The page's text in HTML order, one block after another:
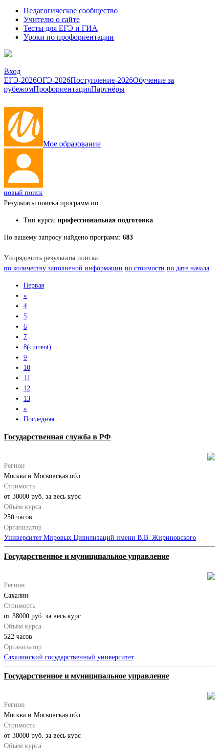
Педагогическое сообщество
Учителю о сайте
Тесты для ЕГЭ и ГИА
Уроки по профориентации
Вход
ЕГЭ-2026ОГЭ-2026Поступление-2026Обучение за
рубежомПрофориентацияПартнёры
Мое образование
новый поиск
Результаты поиска программ по:
Тип курса: профессиональная подготовка
По вашему запросу найдено программ: 683
Упорядочить результаты поиска:
по количеству заполненой информации по стоимости по дате начала
Первая
«
4
5
6
7
8(current)
9
10
11
12
13
»
Последняя
Государственная служба в РФ
Регион
Москва и Московская обл.
Стоимость
от 30000 руб. за весь курс
Объём курса
250 часов
Организатор
Университет Мировых Цивилизаций имени В.В. Жириновского
Государственное и муниципальное управление
Регион
Сахалин
Стоимость
от 38000 руб. за весь курс
Объём курса
522 часов
Организатор
Сахалинский государственный университет
Государственное и муниципальное управление
Регион
Москва и Московская обл.
Стоимость
от 30000 руб. за весь курс
Объём курса